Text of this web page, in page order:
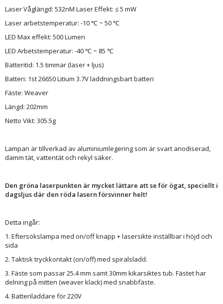
Laser Våglängd: 532nM Laser Effekt: ≤ 5 mW
Laser arbetstemperatur: -10 ℃ ~ 50 ℃
LED Max effekt: 500 Lumen
LED Arbetstemperatur: -40 ℃ ~ 85 ℃
Batteritid: 1.5 timmar (laser + ljus)
Batteri: 1st 26650 Litium 3.7V laddningsbart batteri
Fäste: Weaver
Längd: 202mm
Netto Vikt: 305.5g
Lampan är tillverkad av aluminiumlegering som är svart anodiserad,
damm tät, vattentät och rekyl säker.
Den gröna laserpunkten är mycket lättare att se för ögat, speciellt i
dagsljus där den röda lasern försvinner helt!
Detta ingår:
1. Eftersökslampa med on/off knapp + lasersikte inställbar i höjd och
sida
2. Taktisk tryckkontakt (on/off) med spiralsladd.
3. Fäste som passar 25.4 mm samt 30mm kikarsiktes tub. Fästet har
delning på mitten (weaver klack) med snabbfäste.
4. Batteriladdare för 220V